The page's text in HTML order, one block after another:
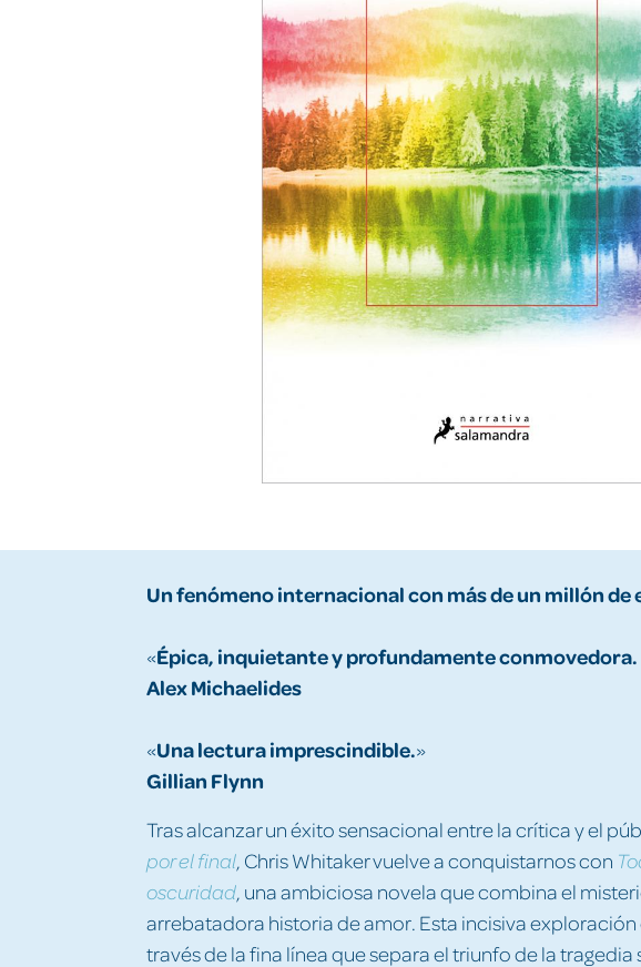
Un fenómeno internacional con más de un millón de
«Épica, inquietante y profundamente conmovedora.
Alex Michaelides
«Una lectura imprescindible.»
Gillian Flynn
Tras alcanzar un éxito sensacional entre la crítica y el
por el final, Chris Whitaker vuelve a conquistarnos con
oscuridad, una ambiciosa novela que combina el
arrebatadora historia de amor. Esta incisiva exploración
través de la fina línea que separa el triunfo de la